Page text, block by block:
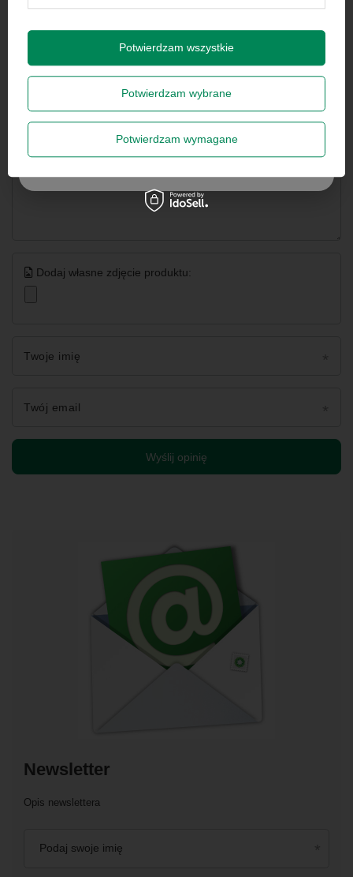
Napisz swoją opinię
5/5
Treść twojej opinii
Dodaj własne zdjęcie produktu:
Twoje imię
Twój email
Wyślij opinię
Newsletter
Opis newslettera
Podaj swoje imię
na potrzeby newslettera. Więcej wpolityce
Zapisz się
Potwierdzam wybrane
Potwierdzam wymagane
Potwierdzam wszystkie